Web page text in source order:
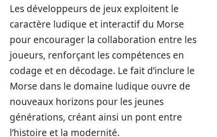
Les développeurs de jeux exploitent le
caractère ludique et interactif du Morse
pour encourager la collaboration entre les
joueurs, renforçant les compétences en
codage et en décodage. Le fait d’inclure le
Morse dans le domaine ludique ouvre de
nouveaux horizons pour les jeunes
générations, créant ainsi un pont entre
l’histoire et la modernité.